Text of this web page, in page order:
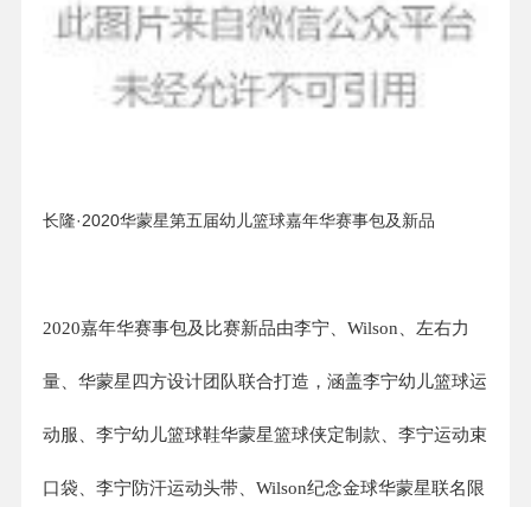
长隆·2020华蒙星第五届幼儿篮球嘉年华赛事包及新品
2020嘉年华赛事包及比赛新品由李宁、Wilson、左右力
量、华蒙星四方设计团队联合打造，涵盖李宁幼儿篮球运
动服、李宁幼儿篮球鞋华蒙星篮球侠定制款、李宁运动束
口袋、李宁防汗运动头带、Wilson纪念金球华蒙星联名限